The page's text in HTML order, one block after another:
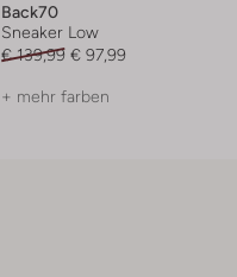
Back70
Sneaker Low
€ 139,99 € 97,99
+ mehr farben